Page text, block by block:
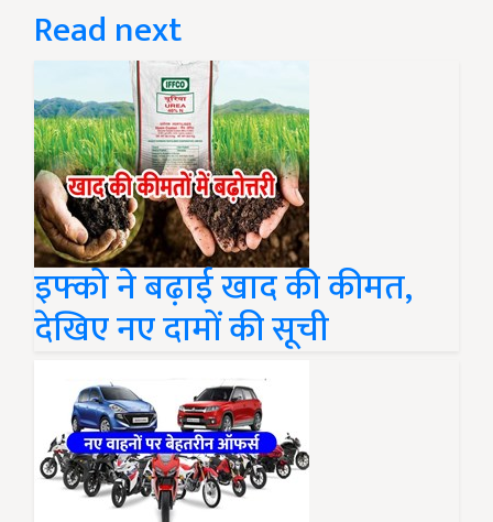
Read next
इफ्को ने बढ़ाई खाद की कीमत,
देखिए नए दामों की सूची